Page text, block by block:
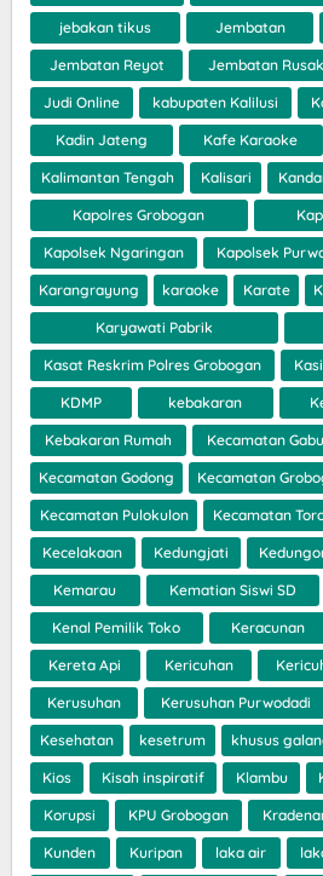
jebakan tikus Jembatan
Jembatan Reyot Jembatan Rusak
Judi Online kabupaten Kalilusi
Kadin Jateng Kafe Karaoke
Kalimantan Tengah Kalisari
Kapolres Grobogan
Kapolsek Ngaringan Kapolsek
Karangrayung karaoke Karate
Karyawati Pabrik
Kasat Reskrim Polres Grobogan
KDMP kebakaran
Kebakaran Rumah Kecamatan
Kecamatan Godong Kecamatan
Kecamatan Pulokulon Kecamatan
Kecelakaan Kedungjati
Kemarau Kematian Siswi SD
Kenal Pemilik Toko Keracunan
Kereta Api Kericuhan
Kerusuhan Kerusuhan Purwodadi
Kesehatan kesetrum khusus
Kios Kisah inspiratif Klambu
Korupsi KPU Grobogan
Kunden Kuripan laka air